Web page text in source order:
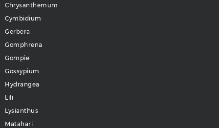
Chrysanthemum
Cymbidium
Gerbera
Gomphrena
Gompie
Gossypium
Hydrangea
Lili
Lysianthus
Matahari